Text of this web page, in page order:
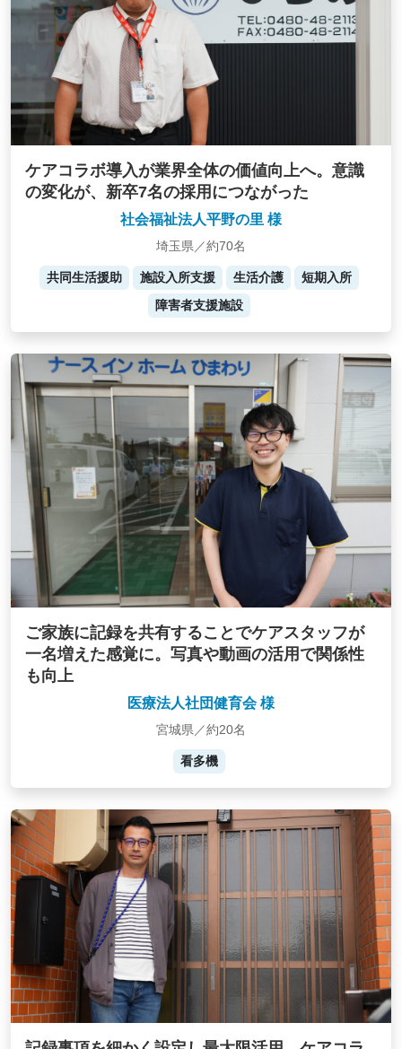
ケアコラボ導入が業界全体の価値向上へ。意識
の変化が、新卒7名の採用につながった
社会福祉法人平野の里 様
埼玉県／約70名
共同生活援助 施設入所支援 生活介護
短期入所
障害者支援施設
ご家族に記録を共有することでケアスタッフが
一名増えた感覚に。写真や動画の活用で関係性
も向上
医療法人社団健育会 様
宮城県／約20名
看多機